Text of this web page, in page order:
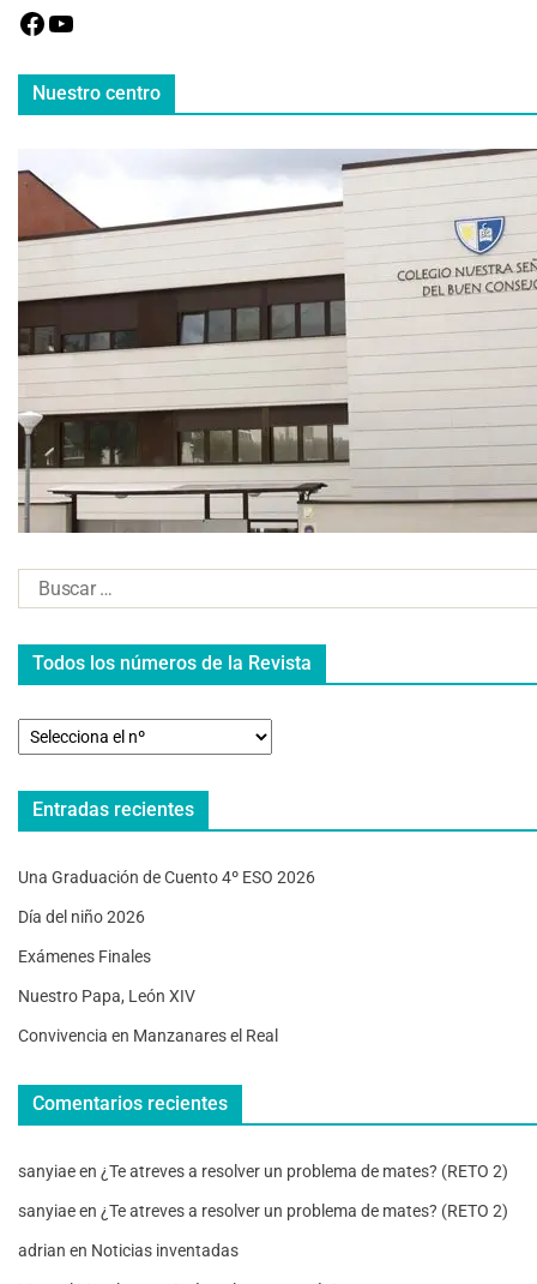
Nuestro centro
Todos los números de la Revista
Entradas recientes
Una Graduación de Cuento 4º ESO 2026
Día del niño 2026
Exámenes Finales
Nuestro Papa, León XIV
Convivencia en Manzanares el Real
Comentarios recientes
sanyiaeen ¿Te atreves a resolver un problema de mates? (RETO 2)
sanyiaeen ¿Te atreves a resolver un problema de mates? (RETO 2)
adrian en Noticias inventadas